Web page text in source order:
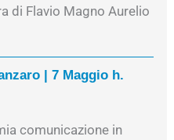
di Flavio Magno Aurelio
| 7 Maggio h.
comunicazione in